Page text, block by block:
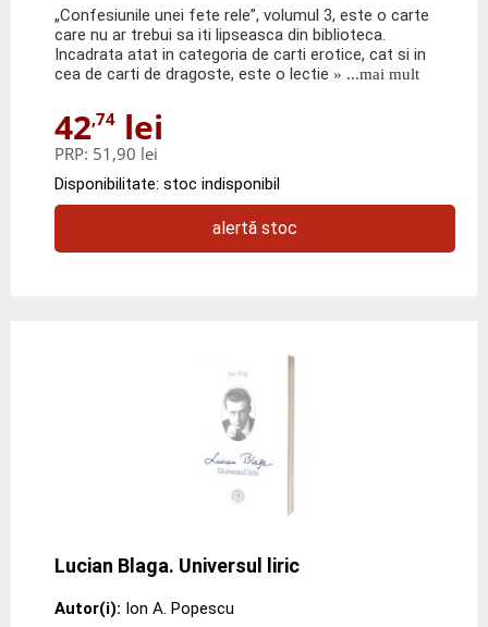
„Confesiunile unei fete rele”, volumul 3, este o carte
care nu ar trebui sa iti lipseasca din biblioteca.
Incadrata atat in categoria de carti erotice, cat si in
cea de carti de dragoste, este o lectie » ...mai mult
42,74 lei
PRP: 51,90 lei
Disponibilitate: stoc indisponibil
alertă stoc
Lucian Blaga. Universul liric
Autor(i): Ion A. Popescu